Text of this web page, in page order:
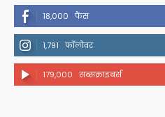
18,000 फैंस
1,791 फॉलोवर
179,000 सब्सक्राइबर्स